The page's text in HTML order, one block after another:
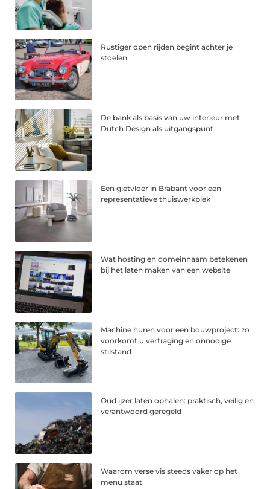
Rustiger open rijden begint achter je
stoelen
De bank als basis van uw interieur met
Dutch Design als uitgangspunt
Een gietvloer in Brabant voor een
representatieve thuiswerkplek
Wat hosting en domeinnaam betekenen
bij het laten maken van een website
Machine huren voor een bouwproject: zo
voorkomt u vertraging en onnodige
stilstand
Oud ijzer laten ophalen: praktisch, veilig en
verantwoord geregeld
Waarom verse vis steeds vaker op het
menu staat